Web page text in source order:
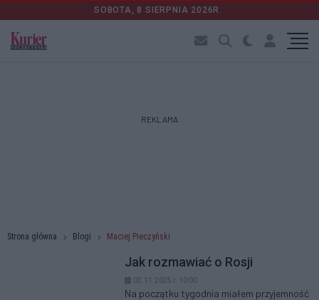
SOBOTA, 8 SIERPNIA 2026R.
REKLAMA
Strona główna Blogi Maciej Pieczyński
Jak rozmawiać o Rosji
02.11.2025 r. 10:00
Na początku tygodnia miałem przyjemność